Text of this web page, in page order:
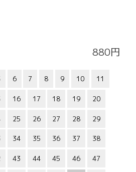
880円
6 7 8 9 10 11
16 17 18 19 20
25 26 27 28 29
34 35 36 37 38
43 44 45 46 47